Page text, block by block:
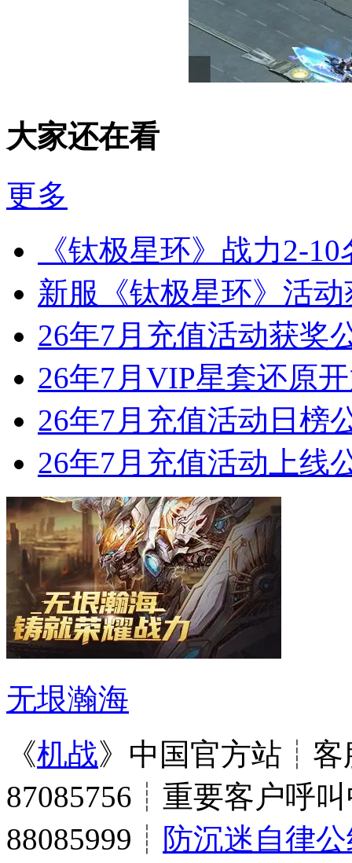
大家还在看
更多
《钛极星环》战力2-
新服《钛极星环》活
26年7月充值活动获奖
26年7月VIP星套还原
26年7月充值活动日榜
26年7月充值活动上线
无垠瀚海
《机战》中国官方站┊客
87085756┊重要客户呼
88085999┊ 防沉迷自律